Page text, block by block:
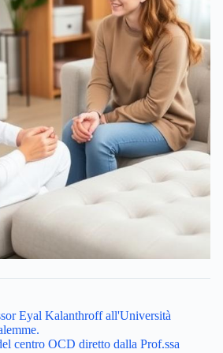
Eyal Kalanthroff all'Università
centro OCD diretto dalla Prof.ssa